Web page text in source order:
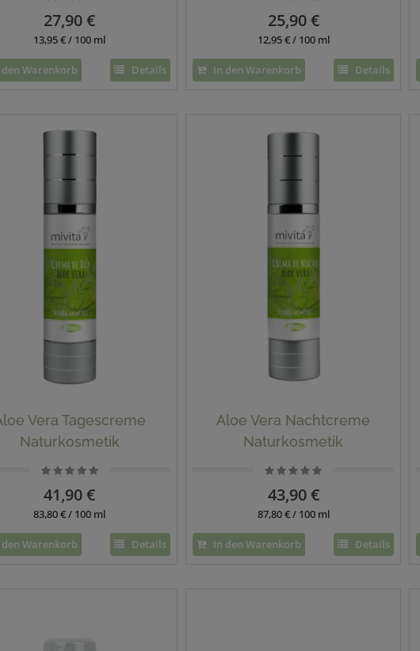
27,90 €
13,95 € / 100 ml
Warenkorb Details
25,90 €
12,95 € / 100 ml
In den Warenkorb Details
Vera Tagescreme
Naturkosmetik
41,90 €
83,80 € / 100 ml
Warenkorb Details
Aloe Vera Nachtcreme
Naturkosmetik
43,90 €
87,80 € / 100 ml
In den Warenkorb Details